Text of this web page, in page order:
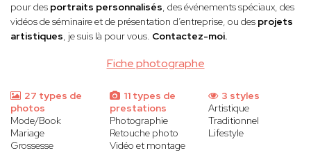
Fiche photographe
pour des portraits personnalisés, des événements spéciaux, des
vidéos de séminaire et de présentation d’entreprise, ou des projets
artistiques, je suis là pour vous. Contactez-moi.
27 types de
photos
Mode/Book
Mariage
Grossesse
11 types de
prestations
Photographie
Retouche photo
Vidéo et montage
3 styles
Artistique
Traditionnel
Lifestyle